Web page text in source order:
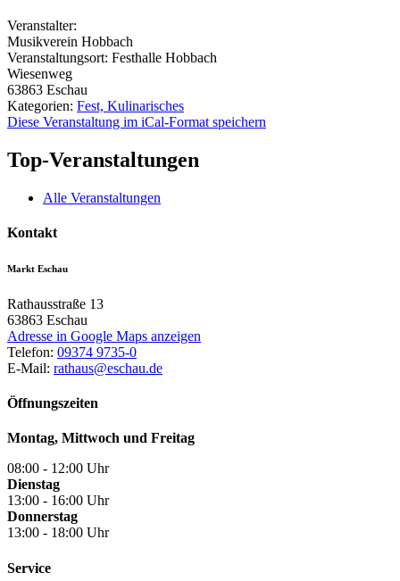
Veranstalter:
Musikverein Hobbach
Veranstaltungsort: Festhalle Hobbach
Wiesenweg
63863 Eschau
Kategorien: Fest, Kulinarisches
Diese Veranstaltung im iCal-Format speichern
Top-Veranstaltungen
Alle Veranstaltungen
Kontakt
Markt Eschau
Rathausstraße 13
63863 Eschau
Adresse in Google Maps anzeigen
Telefon: 09374 9735-0
E-Mail: rathaus@eschau.de
Öffnungszeiten
Montag, Mittwoch und Freitag
08:00 - 12:00 Uhr
Dienstag
13:00 - 16:00 Uhr
Donnerstag
13:00 - 18:00 Uhr
Service